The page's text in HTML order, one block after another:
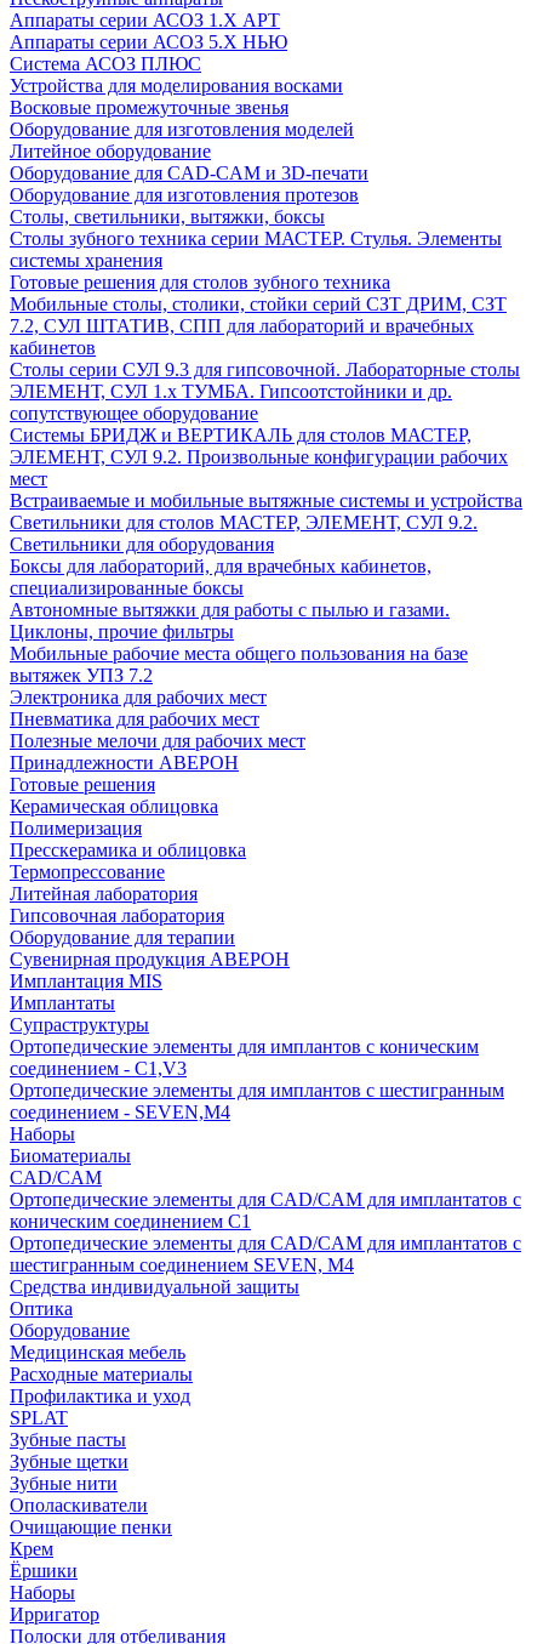
Аппараты серии АСОЗ 1.Х АРТ
Аппараты серии АСОЗ 5.Х НЬЮ
Система АСОЗ ПЛЮС
Устройства для моделирования восками
Восковые промежуточные звенья
Оборудование для изготовления моделей
Литейное оборудование
Оборудование для CAD-CAM и 3D-печати
Оборудование для изготовления протезов
Cтолы, светильники, вытяжки, боксы
Столы зубного техника серии МАСТЕР. Стулья. Элементы
системы хранения
Готовые решения для столов зубного техника
Мобильные столы, столики, стойки серий СЗТ ДРИМ, СЗТ
7.2, СУЛ ШТАТИВ, СПП для лабораторий и врачебных
кабинетов
Столы серии СУЛ 9.3 для гипсовочной. Лабораторные столы
ЭЛЕМЕНТ, СУЛ 1.х ТУМБА. Гипсоотстойники и др.
сопутствующее оборудование
Системы БРИДЖ и ВЕРТИКАЛЬ для столов МАСТЕР,
ЭЛЕМЕНТ, СУЛ 9.2. Произвольные конфигурации рабочих
мест
Встраиваемые и мобильные вытяжные системы и устройства
Светильники для столов МАСТЕР, ЭЛЕМЕНТ, СУЛ 9.2.
Светильники для оборудования
Боксы для лабораторий, для врачебных кабинетов,
специализированные боксы
Автономные вытяжки для работы с пылью и газами.
Циклоны, прочие фильтры
Мобильные рабочие места общего пользования на базе
вытяжек УПЗ 7.2
Электроника для рабочих мест
Пневматика для рабочих мест
Полезные мелочи для рабочих мест
Принадлежности АВЕРОН
Готовые решения
Керамическая облицовка
Полимеризация
Пресскерамика и облицовка
Термопрессование
Литейная лаборатория
Гипсовочная лаборатория
Оборудование для терапии
Сувенирная продукция АВЕРОН
Имплантация MIS
Имплантаты
Супраструктуры
Ортопедические элементы для имплантов с коническим
соединением - C1,V3
Ортопедические элементы для имплантов с шестигранным
соединением - SEVEN,M4
Наборы
Биоматериалы
CAD/CAM
Ортопедические элементы для CAD/CAM для имплантатов с
коническим соединением С1
Ортопедические элементы для CAD/CAM для имплантатов с
шестигранным соединением SEVEN, М4
Средства индивидуальной защиты
Оптика
Оборудование
Медицинская мебель
Расходные материалы
Профилактика и уход
SPLAT
Зубные пасты
Зубные щетки
Зубные нити
Ополаскиватели
Очищающие пенки
Крем
Ёршики
Наборы
Ирригатор
Полоски для отбеливания